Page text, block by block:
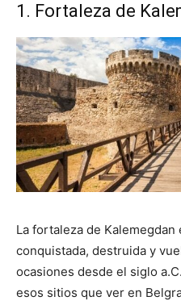
1. Fortaleza de
La fortaleza de
conquistada, destruida y
ocasiones desde el siglo
esos sitios que ver en